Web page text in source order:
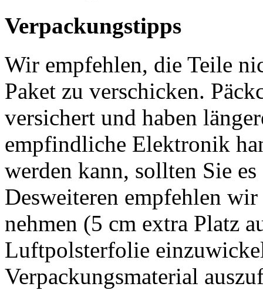
Verpackungstipps
Wir empfehlen, die Teile
Paket zu verschicken.
versichert und haben
empfindliche Elektronik
werden kann, sollten Sie
Desweiteren empfehlen
nehmen (5 cm extra Platz
Luftpolsterfolie
Verpackungsmaterial